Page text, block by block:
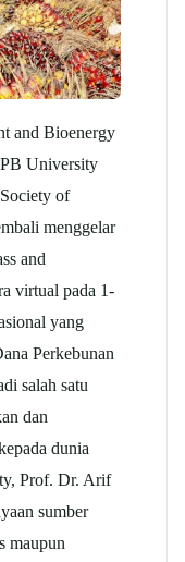
and Bioenergy
University
of
menggelar
and
virtual pada 1-
yang
Perkebunan
salah satu
dan
dunia
Prof. Dr. Arif
sumber
maupun